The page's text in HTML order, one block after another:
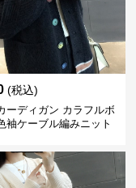
(税込)
ーディガン カラフルボ
袖ケーブル編みニット